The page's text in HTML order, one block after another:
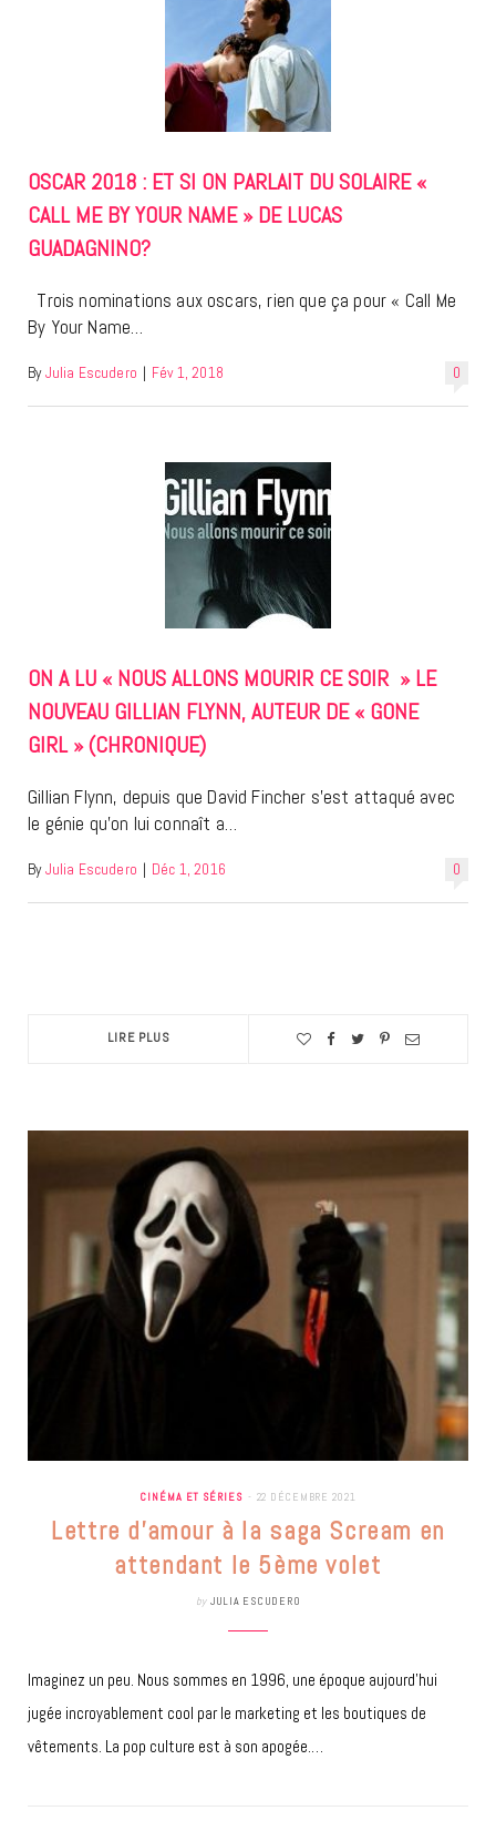
OSCAR 2018 : ET SI ON PARLAIT DU SOLAIRE «
CALL ME BY YOUR NAME » DE LUCAS
GUADAGNINO?
Trois nominations aux oscars, rien que ça pour « Call Me
By Your Name…
0
By Julia Escudero | Fév 1, 2018
ON A LU « NOUS ALLONS MOURIR CE SOIR » LE
NOUVEAU GILLIAN FLYNN, AUTEUR DE « GONE
GIRL » (CHRONIQUE)
Gillian Flynn, depuis que David Fincher s’est attaqué avec
le génie qu’on lui connaît a…
0
By Julia Escudero | Déc 1, 2016
LIRE PLUS
CINÉMA ET SÉRIES 22 DÉCEMBRE 2021
Lettre d’amour à la saga Scream en
attendant le 5ème volet
by JULIA ESCUDERO
Imaginez un peu. Nous sommes en 1996, une époque aujourd’hui
jugée incroyablement cool par le marketing et les boutiques de
vêtements. La pop culture est à son apogée.…